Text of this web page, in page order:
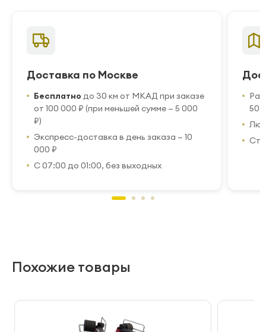
Доставка по Москве
Бесплатно до 30 км от МКАД при заказе
от 100 000 ₽ (при меньшей сумме — 5 000
₽)
Экспресс-доставка в день заказа — 10
000 ₽
С 07:00 до 01:00, без выходных
50
Похожие товары